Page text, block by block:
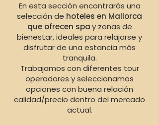
En esta sección encontrarás una
selección de hoteles en Mallorca
que ofrecen spay zonas de
bienestar, ideales para relajarse y
disfrutar de una estancia más
tranquila.
Trabajamos con diferentes tour
operadores y seleccionamos
opciones con buena relación
calidad/precio dentro del mercado
actual.